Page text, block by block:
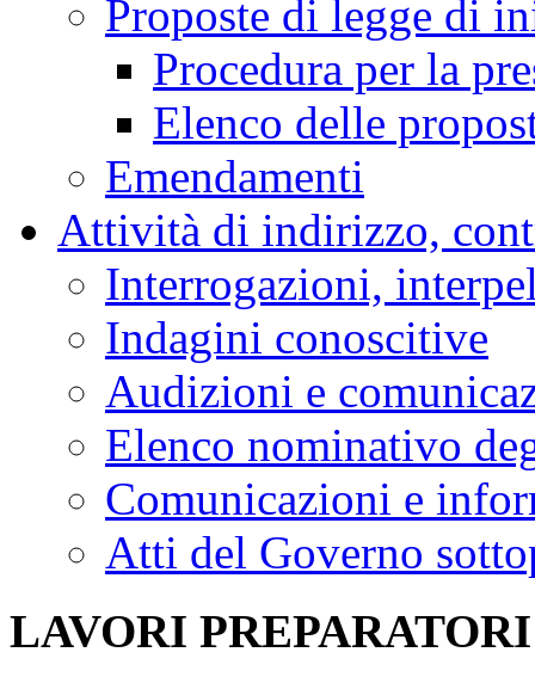
Proposte di legge di
Procedura per la
Elenco delle
Emendamenti
Attività di indirizzo,
Interrogazioni,
Indagini conoscitive
Audizioni e
Elenco nominativo
Comunicazioni e
Atti del Governo
LAVORI